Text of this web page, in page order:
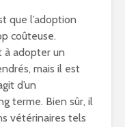
que l’adoption
coûteuse.
à adopter un
mais il est
d’un
terme. Bien sûr, il
vétérinaires tels